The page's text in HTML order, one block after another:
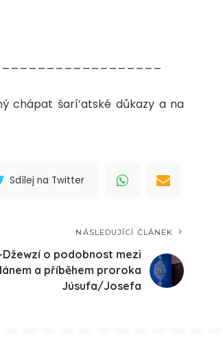
Sdílej na Twitter
NÁSLEDUJÍCÍ ČLÁNEK
Džewzí o podobnost mezi
a příběhem proroka
Júsufa/Josefa